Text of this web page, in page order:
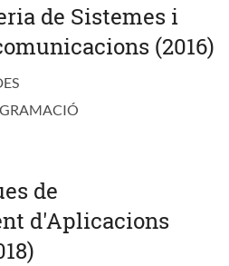
de Sistemes i
(2016)
de
d'Aplicacions